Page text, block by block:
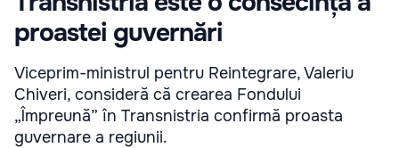
proastei guvernări
Viceprim-ministrul pentru Reintegrare, Valeriu
Chiveri, consideră că crearea Fondului
„Împreună” în Transnistria confirmă proasta
guvernare a regiunii.